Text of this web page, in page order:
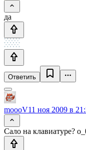
да
Ответить
moooV11 ноя 2009 в
Сало на клавиатуре?